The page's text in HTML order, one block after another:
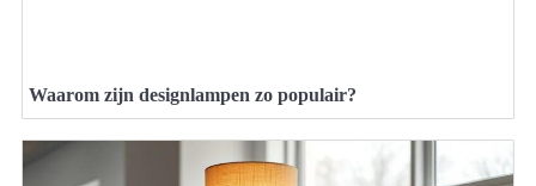
Waarom zijn designlampen zo populair?